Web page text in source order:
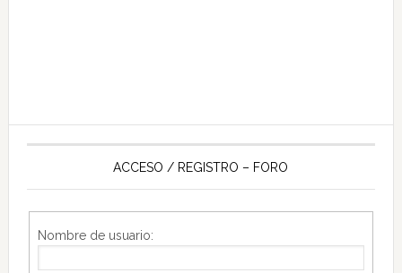
ACCESO / REGISTRO – FORO
Nombre de usuario: